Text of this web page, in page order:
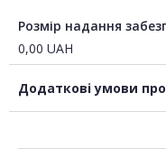
Розмір надання
0,00 UAH
Додаткові умови